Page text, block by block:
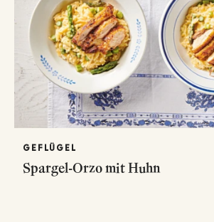
GEFLÜGEL
Spargel-Orzo mit Huhn